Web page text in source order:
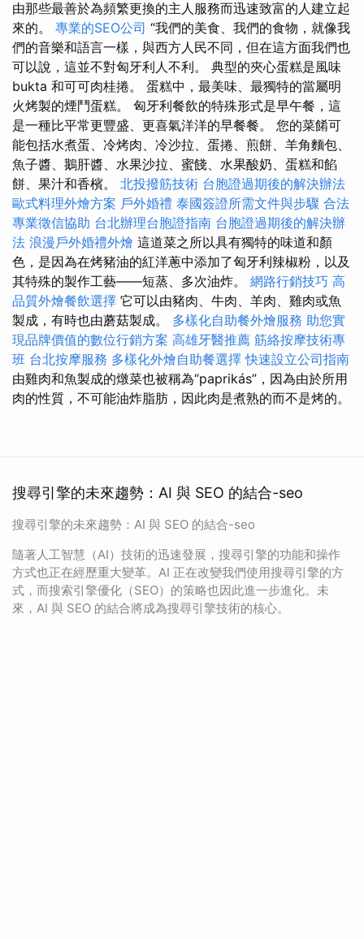
由那些最善於為頻繁更換的主人服務而迅速致富的人建立起
來的。 專業的SEO公司 “我們的美食、我們的食物，就像我
們的音樂和語言一樣，與西方人民不同，但在這方面我們也
可以說，這並不對匈牙利人不利。 典型的夾心蛋糕是風味
bukta 和可可肉桂捲。 蛋糕中，最美味、最獨特的當屬明
火烤製的煙鬥蛋糕。 匈牙利餐飲的特殊形式是早午餐，這
是一種比平常更豐盛、更喜氣洋洋的早餐餐。 您的菜餚可
能包括水煮蛋、冷烤肉、冷沙拉、蛋捲、煎餅、羊角麵包、
魚子醬、鵝肝醬、水果沙拉、蜜餞、水果酸奶、蛋糕和餡
餅、果汁和香檳。 北投撥筋技術 台胞證過期後的解決辦法
歐式料理外燴方案 戶外婚禮 泰國簽證所需文件與步驟 合法
專業徵信協助 台北辦理台胞證指南 台胞證過期後的解決辦
法 浪漫戶外婚禮外燴 這道菜之所以具有獨特的味道和顏
色，是因為在烤豬油的紅洋蔥中添加了匈牙利辣椒粉，以及
其特殊的製作工藝——短蒸、多次油炸。 網路行銷技巧 高
品質外燴餐飲選擇 它可以由豬肉、牛肉、羊肉、雞肉或魚
製成，有時也由蘑菇製成。 多樣化自助餐外燴服務 助您實
現品牌價值的數位行銷方案 高雄牙醫推薦 筋絡按摩技術專
班 台北按摩服務 多樣化外燴自助餐選擇快速設立公司指南
由雞肉和魚製成的燉菜也被稱為“paprikás”，因為由於所用
肉的性質，不可能油炸脂肪，因此肉是煮熟的而不是烤的。
搜尋引擎的未來趨勢：AI 與 SEO 的結合-seo
搜尋引擎的未來趨勢：AI 與 SEO 的結合-seo
隨著人工智慧（AI）技術的迅速發展，搜尋引擎的功能和操作
方式也正在經歷重大變革。AI 正在改變我們使用搜尋引擎的方
式，而搜索引擎優化（SEO）的策略也因此進一步進化。未
來，AI 與 SEO 的結合將成為搜尋引擎技術的核心。